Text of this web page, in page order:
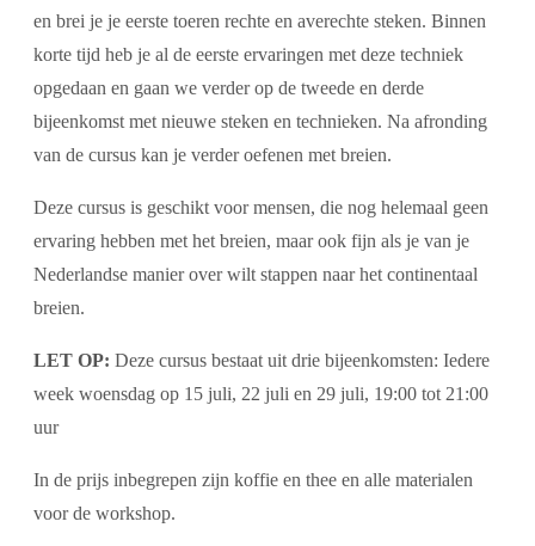
en brei je je eerste toeren rechte en averechte steken. Binnen
korte tijd heb je al de eerste ervaringen met deze techniek
opgedaan en gaan we verder op de tweede en derde
bijeenkomst met nieuwe steken en technieken. Na afronding
van de cursus kan je verder oefenen met breien.
Deze cursus is geschikt voor mensen, die nog helemaal geen
ervaring hebben met het breien, maar ook fijn als je van je
Nederlandse manier over wilt stappen naar het continentaal
breien.
LET OP: Deze cursus bestaat uit drie bijeenkomsten: Iedere
week woensdag op 15 juli, 22 juli en 29 juli, 19:00 tot 21:00
uur
In de prijs inbegrepen zijn koffie en thee en alle materialen
voor de workshop.